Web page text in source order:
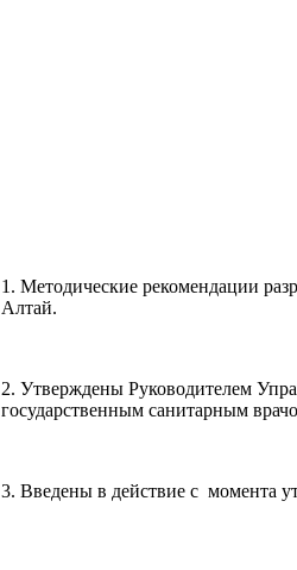
1. Методические рекомендации
Алтай.
2. Утверждены Руководителем
государственным санитарным
3. Введены в действие с момента